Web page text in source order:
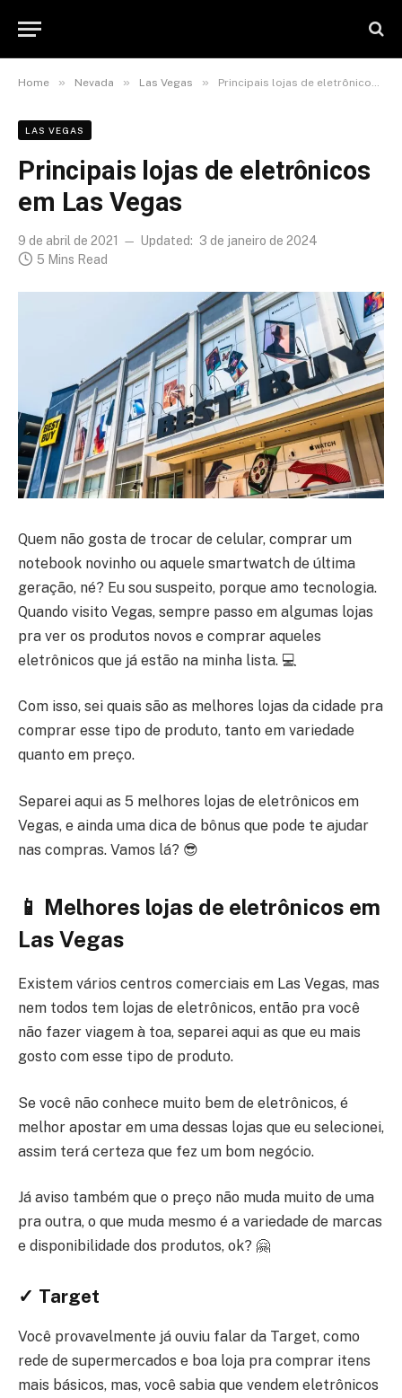
Home » Nevada » Las Vegas » Principais lojas de eletrônicos em Las Vegas
LAS VEGAS
Principais lojas de eletrônicos
em Las Vegas
9 de abril de 2021 Updated: 3 de janeiro de 2024
5 Mins Read
Quem não gosta de trocar de celular, comprar um
notebook novinho ou aquele smartwatch de última
geração, né? Eu sou suspeito, porque amo tecnologia.
Quando visito Vegas, sempre passo em algumas lojas
pra ver os produtos novos e comprar aqueles
eletrônicos que já estão na minha lista. 💻
Com isso, sei quais são as melhores lojas da cidade pra
comprar esse tipo de produto, tanto em variedade
quanto em preço.
Separei aqui as 5 melhores lojas de eletrônicos em
Vegas, e ainda uma dica de bônus que pode te ajudar
nas compras. Vamos lá? 😎
📱 Melhores lojas de eletrônicos em
Las Vegas
Existem vários centros comerciais em Las Vegas, mas
nem todos tem lojas de eletrônicos, então pra você
não fazer viagem à toa, separei aqui as que eu mais
gosto com esse tipo de produto.
Se você não conhece muito bem de eletrônicos, é
melhor apostar em uma dessas lojas que eu selecionei,
assim terá certeza que fez um bom negócio.
Já aviso também que o preço não muda muito de uma
pra outra, o que muda mesmo é a variedade de marcas
e disponibilidade dos produtos, ok? 🤗
✓ Target
Você provavelmente já ouviu falar da Target, como
rede de supermercados e boa loja pra comprar itens
mais básicos, mas, você sabia que vendem eletrônicos